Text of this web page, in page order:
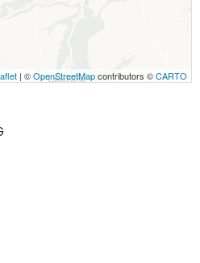
| ©OpenStreetMapcontributors ©CARTO